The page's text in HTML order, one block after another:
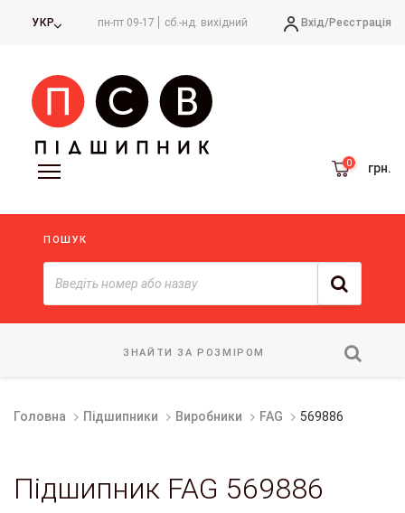
УКР пн-пт 09-17 сб.-нд. вихідний Вхід/Реєстрація
грн.
ПОШУК
ЗНАЙТИ ЗА РОЗМІРОМ
Головна Підшипники Виробники FAG 569886
Підшипник FAG 569886